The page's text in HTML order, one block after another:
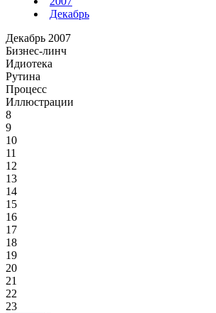
Декабрь
Декабрь 2007
Бизнес-линч
Идиотека
Рутина
Процесс
Иллюстрации
8
9
10
11
12
13
14
15
16
17
18
19
20
21
22
23